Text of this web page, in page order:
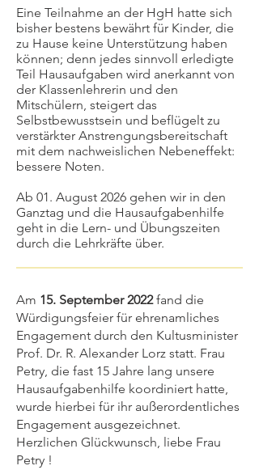
Eine Teilnahme an der HgH hatte sich
bisher bestens bewährt für Kinder, die
zu Hause keine Unterstützung haben
können; denn jedes sinnvoll erledigte
Teil Hausaufgaben wird anerkannt von
der Klassenlehrerin und den
Mitschülern, steigert das
Selbstbewusstsein und beflügelt zu
verstärkter Anstrengungsbereitschaft
mit dem nachweislichen Nebeneffekt:
bessere Noten.
Ab 01. August 2026 gehen wir in den
Ganztag und die Hausaufgabenhilfe
geht in die Lern- und Übungszeiten
durch die Lehrkräfte über.
Am 15. September 2022fand die
Würdigungsfeier für ehrenamliches
Engagement durch den Kultusminister
Prof. Dr. R. Alexander Lorz statt. Frau
Petry, die fast 15 Jahre lang unsere
Hausaufgabenhilfe koordiniert hatte,
wurde hierbei für ihr außerordentliches
Engagement ausgezeichnet.
Herzlichen Glückwunsch, liebe Frau
Petry !